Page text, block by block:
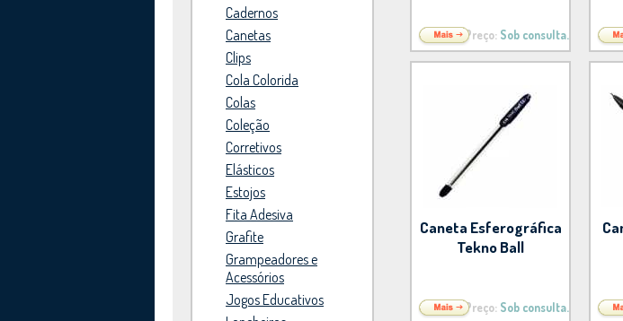
Cadernos
Canetas
Clips
Cola Colorida
Colas
Coleção
Corretivos
Elásticos
Estojos
Fita Adesiva
Grafite
Grampeadores e
Acessórios
Jogos Educativos
Preço: Sob consulta.
Caneta Esferográfica
Tekno Ball
Preço: Sob consulta.